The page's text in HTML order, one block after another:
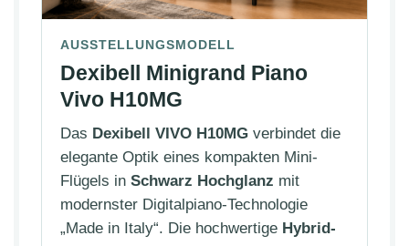
AUSSTELLUNGSMODELL
Dexibell Minigrand Piano
Vivo H10MG
Das Dexibell VIVO H10MG verbindet die
elegante Optik eines kompakten Mini-
Flügels in Schwarz Hochglanz mit
modernster Digitalpiano-Technologie
„Made in Italy“. Die hochwertige Hybrid-